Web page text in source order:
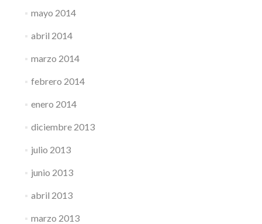
mayo 2014
abril 2014
marzo 2014
febrero 2014
enero 2014
diciembre 2013
julio 2013
junio 2013
abril 2013
marzo 2013